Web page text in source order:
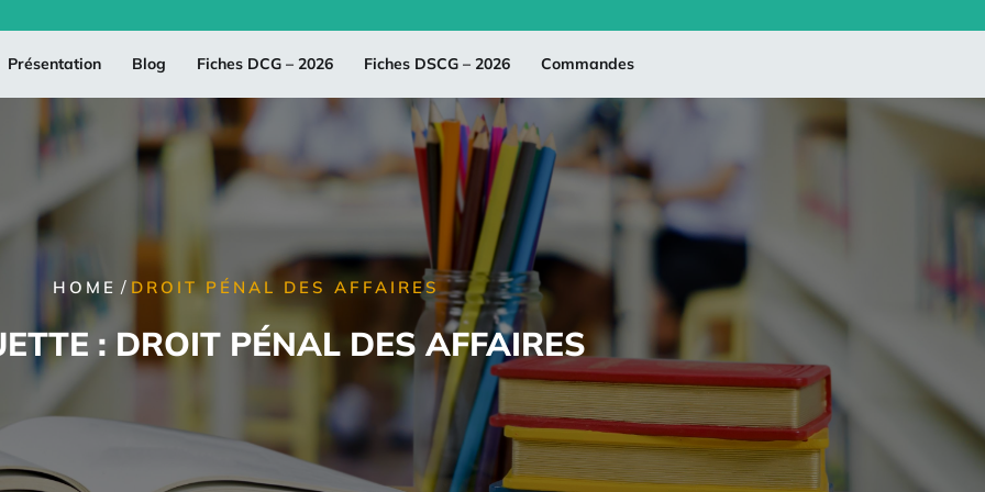
Présentation Blog Fiches DCG – 2026 Fiches DSCG – 2026 Commandes
HOME / DROIT PÉNAL DES AFFAIRES
: DROIT PÉNAL DES AFFAIRES